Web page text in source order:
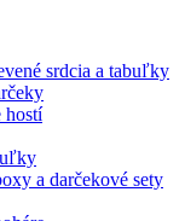
srdcia a tabuľky
hostí
a darčekové sety